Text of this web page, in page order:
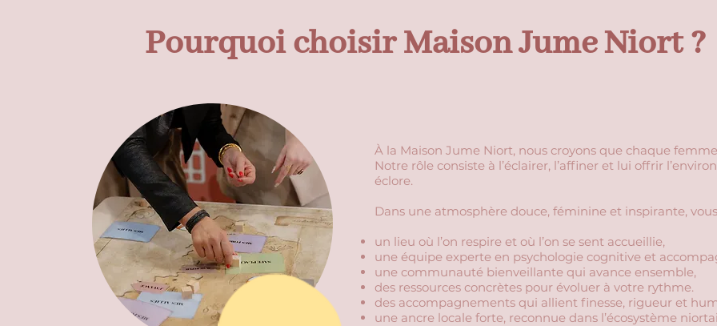
Pourquoi choisir Maison Jume Niort ?
À la Maison Jume Niort, nous croyons que chaque
Notre rôle consiste à l’éclairer, l’affiner et lui offrir
éclore.
Dans une atmosphère douce, féminine et inspirante,
un lieu où l’on respire et où l’on se sent accueillie,
une équipe experte en psychologie cognitive et
une communauté bienveillante qui avance ensemble,
des ressources concrètes pour évoluer à votre rythme.
des accompagnements qui allient finesse, rigueur et
​une ancre locale forte, reconnue dans l’écosystème